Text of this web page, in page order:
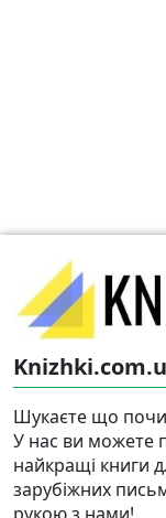
Шукаєте що
У нас ви можете
найкращі книги
зарубіжних